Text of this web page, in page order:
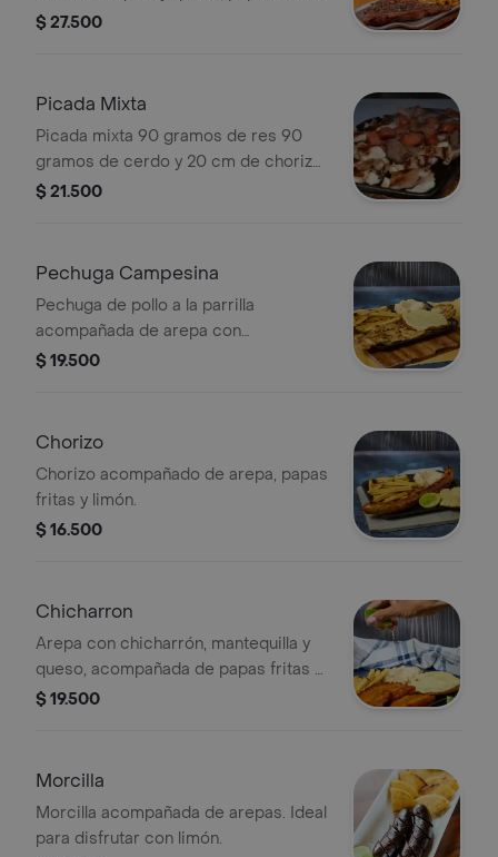
y ensalada.
$ 27.500
Picada Mixta
Picada mixta 90 gramos de res 90
gramos de cerdo y 20 cm de chorizo
arepa con mantequilla y queso,
$ 21.500
Pechuga Campesina
Pechuga de pollo a la parrilla
acompañada de arepa con
mantequilla y queso, papas fritas y
$ 19.500
Chorizo
Chorizo acompañado de arepa, papas
fritas y limón.
$ 16.500
Chicharron
Arepa con chicharrón, mantequilla y
queso, acompañada de papas fritas y
ensalada.
$ 19.500
Morcilla
Morcilla acompañada de arepas. Ideal
para disfrutar con limón.